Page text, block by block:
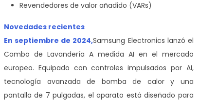
Revendedores de valor añadido (VARs)
Novedades recientes
En septiembre de 2024,Samsung Electronics lanzó el
Combo de Lavandería A medida AI en el mercado
europeo. Equipado con controles impulsados por AI,
tecnología avanzada de bomba de calor y una
pantalla de 7 pulgadas, el aparato está diseñado para